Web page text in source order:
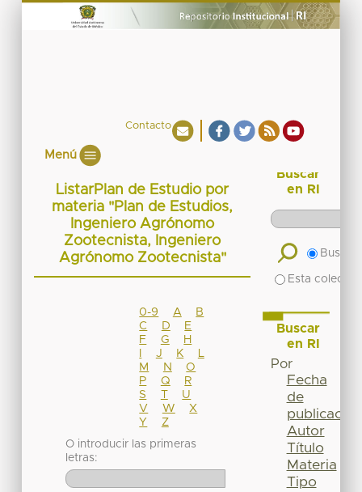
Contacto
Menú
ListarPlan de Estudio por
materia "Plan de Estudios,
Ingeniero Agrónomo
Zootecnista, Ingeniero
Agrónomo Zootecnista"
0-9 A
B
C
D
E
F
G
H
J K
M
N
O
P
Q
R
S
T
U
V
W
X
Y
Z
O introducir las primeras
letras:
Buscar
en RI
Buscar
Esta
Buscar
en RI
Por
Fecha
de
publicación
Autor
Título
Materia
Tipo